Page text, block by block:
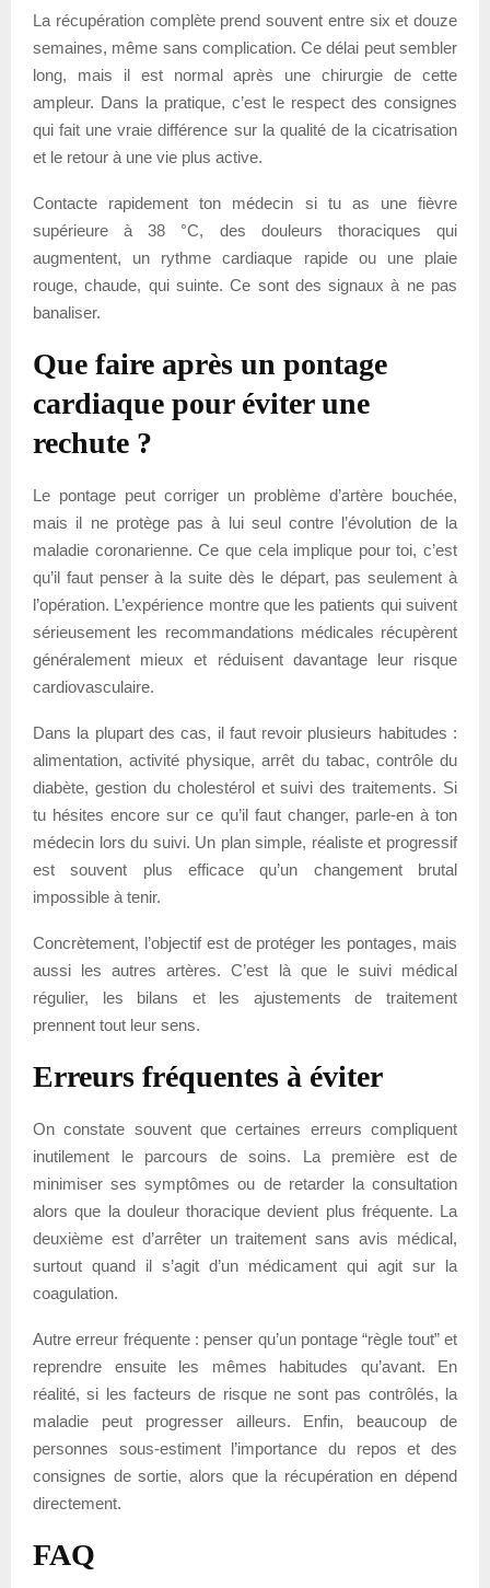
La récupération complète prend souvent entre six et douze
semaines, même sans complication. Ce délai peut sembler
long, mais il est normal après une chirurgie de cette
ampleur. Dans la pratique, c’est le respect des consignes
qui fait une vraie différence sur la qualité de la cicatrisation
et le retour à une vie plus active.
Contacte rapidement ton médecin si tu as une fièvre
supérieure à 38 °C, des douleurs thoraciques qui
augmentent, un rythme cardiaque rapide ou une plaie
rouge, chaude, qui suinte. Ce sont des signaux à ne pas
banaliser.
Que faire après un pontage
cardiaque pour éviter une
rechute ?
Le pontage peut corriger un problème d’artère bouchée,
mais il ne protège pas à lui seul contre l’évolution de la
maladie coronarienne. Ce que cela implique pour toi, c’est
qu’il faut penser à la suite dès le départ, pas seulement à
l’opération. L’expérience montre que les patients qui suivent
sérieusement les recommandations médicales récupèrent
généralement mieux et réduisent davantage leur risque
cardiovasculaire.
Dans la plupart des cas, il faut revoir plusieurs habitudes :
alimentation, activité physique, arrêt du tabac, contrôle du
diabète, gestion du cholestérol et suivi des traitements. Si
tu hésites encore sur ce qu’il faut changer, parle-en à ton
médecin lors du suivi. Un plan simple, réaliste et progressif
est souvent plus efficace qu’un changement brutal
impossible à tenir.
Concrètement, l’objectif est de protéger les pontages, mais
aussi les autres artères. C’est là que le suivi médical
régulier, les bilans et les ajustements de traitement
prennent tout leur sens.
Erreurs fréquentes à éviter
On constate souvent que certaines erreurs compliquent
inutilement le parcours de soins. La première est de
minimiser ses symptômes ou de retarder la consultation
alors que la douleur thoracique devient plus fréquente. La
deuxième est d’arrêter un traitement sans avis médical,
surtout quand il s’agit d’un médicament qui agit sur la
coagulation.
Autre erreur fréquente : penser qu’un pontage “règle tout” et
reprendre ensuite les mêmes habitudes qu’avant. En
réalité, si les facteurs de risque ne sont pas contrôlés, la
maladie peut progresser ailleurs. Enfin, beaucoup de
personnes sous-estiment l’importance du repos et des
consignes de sortie, alors que la récupération en dépend
directement.
FAQ